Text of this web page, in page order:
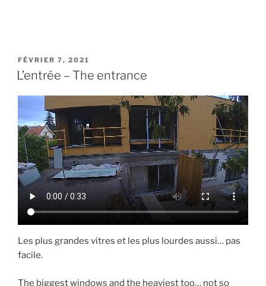
PUBLIÉ
LE
FÉVRIER 7, 2021
L’entrée – The entrance
Les plus grandes vitres et les plus lourdes aussi… pas
facile.
The biggest windows and the heaviest too… not so